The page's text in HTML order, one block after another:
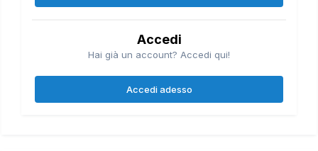
Accedi
Hai già un account? Accedi qui!
Accedi adesso